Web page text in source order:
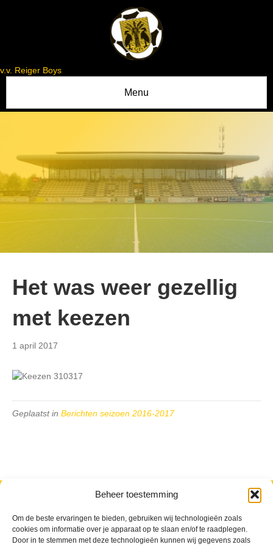
Beheer toestemming
Om de beste ervaringen te bieden, gebruiken wij technologieën zoals
cookies om informatie over je apparaat op te slaan en/of te raadplegen.
Door in te stemmen met deze technologieën kunnen wij gegevens zoals
v.v. Reiger Boys
Menu
Het was weer gezellig
met keezen
1 april 2017
Geplaatst in Berichten seizoen 2016-2017
1705 NA Heerhugowaard
Google maps route